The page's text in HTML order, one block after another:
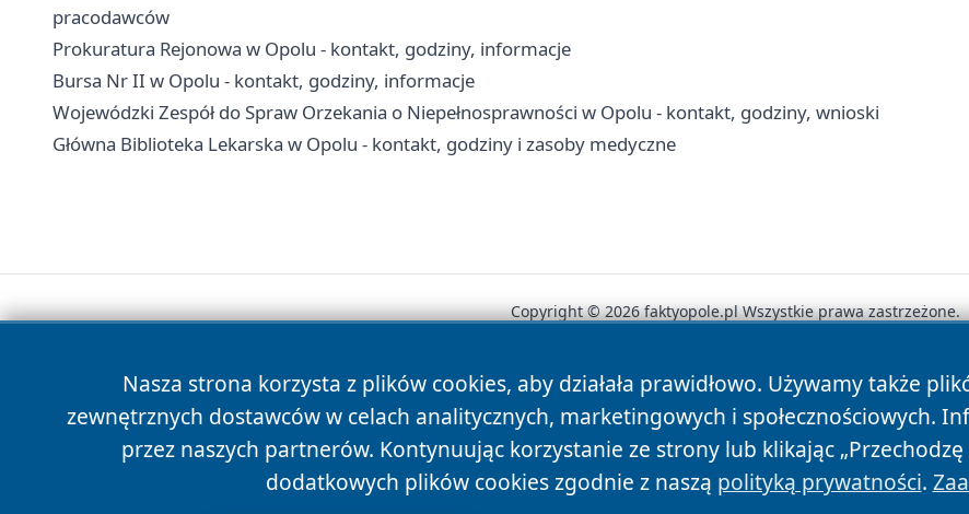
pracodawców
Prokuratura Rejonowa w Opolu - kontakt, godziny, informacje
Bursa Nr II w Opolu - kontakt, godziny, informacje
Wojewódzki Zespół do Spraw Orzekania o Niepełnosprawności w Opolu - kontakt, godziny, wnioski
Główna Biblioteka Lekarska w Opolu - kontakt, godziny i zasoby medyczne
Nasza strona korzysta z plików cookies, aby działała prawidłowo. Używamy także
zewnętrznych dostawców w celach analitycznych, marketingowych i społecznościowych.
przez naszych partnerów. Kontynuując korzystanie ze strony lub klikając
dodatkowych plików cookies zgodnie z naszą polityką prywatności.
Copyright © 2026 faktyopole.pl Wszystkie prawa zastrzeżone.
News Autorzy Polityka Prywatności Polityka